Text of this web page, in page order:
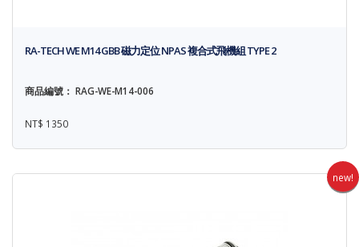
RA-TECH WE M14 GBB 磁力定位 NPAS 複合式飛機組 TYPE 2
商品編號： RAG-WE-M14-006
NT$ 1350
new!